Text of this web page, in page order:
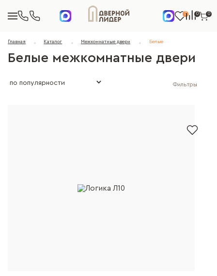
0 0 0
Главная Каталог Межкомнатные двери Белые
Белые межкомнатные двери
Фильтры